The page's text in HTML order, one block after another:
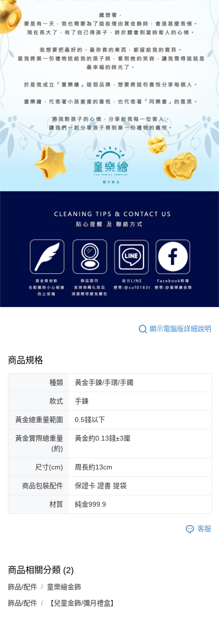
顯示電腦版詳細說明
商品規格
種類 黃金手鍊/手環/手鐲
款式 手鍊
黃金總重量範圍 0.5錢以下
黃金實際總重量
(約)
黃金約0.13錢±3厘
尺寸(cm) 周長約13cm
商品包裝配件 保證卡 證書 提袋
材質 純金999.9
客服
商品相關分類 (2)
飾品/配件 童樂繪金飾
飾品/配件 【兒童金飾/彌月禮盒】